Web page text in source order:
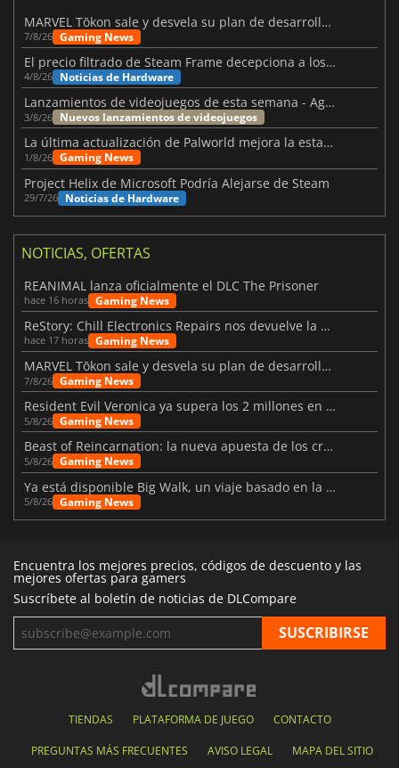
MARVEL Tōkon sale y desvela su plan de desarrollo para el primer año
7/8/26 Gaming News
El precio filtrado de Steam Frame decepciona a los usuarios
4/8/26 Noticias de Hardware
Lanzamientos de videojuegos de esta semana - Agosto de 2026 (semana 32)
3/8/26 Nuevos lanzamientos de videojuegos
La última actualización de Palworld mejora la estabilidad
1/8/26 Gaming News
Project Helix de Microsoft Podría Alejarse de Steam
29/7/26 Noticias de Hardware
NOTICIAS, OFERTAS
REANIMAL lanza oficialmente el DLC The Prisoner
hace 16 horas Gaming News
ReStory: Chill Electronics Repairs nos devuelve la nostalgia de los 2000
hace 17 horas Gaming News
MARVEL Tōkon sale y desvela su plan de desarrollo para el primer año
7/8/26 Gaming News
Resident Evil Veronica ya supera los 2 millones en listas de deseados
5/8/26 Gaming News
Beast of Reincarnation: la nueva apuesta de los creadores de Pokémon
5/8/26 Gaming News
Ya está disponible Big Walk, un viaje basado en la amistad
5/8/26 Gaming News
Encuentra los mejores precios, códigos de descuento y las
mejores ofertas para gamers
Suscríbete al boletín de noticias de DLCompare
TIENDAS PLATAFORMA DE JUEGO CONTACTO
PREGUNTAS MÁS FRECUENTES AVISO LEGAL MAPA DEL SITIO